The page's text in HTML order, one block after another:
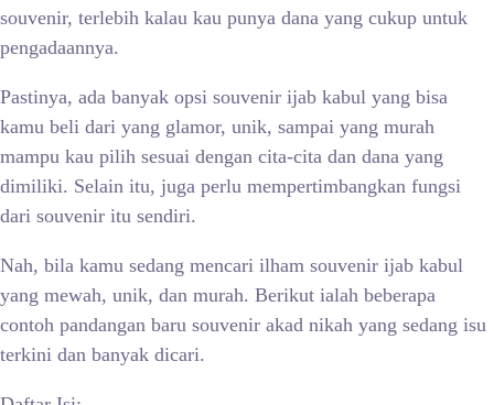
souvenir, terlebih kalau kau punya dana yang cukup untuk
pengadaannya.
Pastinya, ada banyak opsi souvenir ijab kabul yang bisa
kamu beli dari yang glamor, unik, sampai yang murah
mampu kau pilih sesuai dengan cita-cita dan dana yang
dimiliki. Selain itu, juga perlu mempertimbangkan fungsi
dari souvenir itu sendiri.
Nah, bila kamu sedang mencari ilham souvenir ijab kabul
yang mewah, unik, dan murah. Berikut ialah beberapa
contoh pandangan baru souvenir akad nikah yang sedang isu
terkini dan banyak dicari.